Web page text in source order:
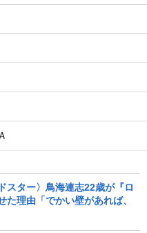
スター〉鳥海連志22歳が『ロ
理由「でかい壁があれば、